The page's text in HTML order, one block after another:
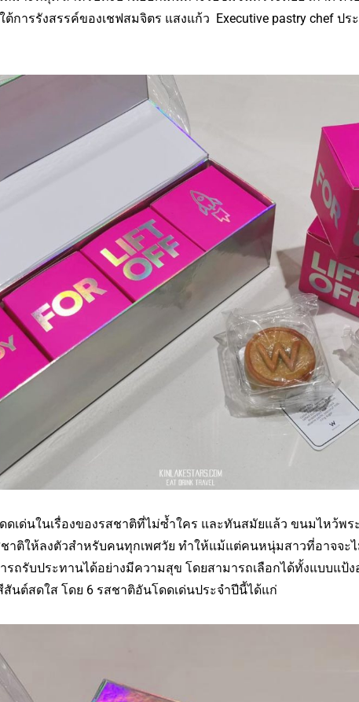
ต้การรังสรรค์ของเชฟสมจิตร แสงแก้ว Executive pastry chef ปร
ดเด่นในเรื่องของรสชาติที่ไม่ซ้ำใคร และทันสมัยแล้ว ขนมไหว้พร
ชาติให้ลงตัวสำหรับคนทุกเพศวัย ทำให้แม้แต่คนหนุ่มสาวที่อาจจะ
ถรับประทานได้อย่างมีความสุข โดยสามารถเลือกได้ทั้งแบบแป้ง
สันต์สดใส โดย 6 รสชาติอันโดดเด่นประจำปีนี้ได้แก่